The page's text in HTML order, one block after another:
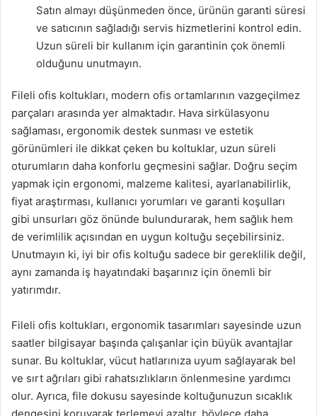
Satın almayı düşünmeden önce, ürünün garanti süresi
ve satıcının sağladığı servis hizmetlerini kontrol edin.
Uzun süreli bir kullanım için garantinin çok önemli
olduğunu unutmayın.
Fileli ofis koltukları, modern ofis ortamlarının vazgeçilmez
parçaları arasında yer almaktadır. Hava sirkülasyonu
sağlaması, ergonomik destek sunması ve estetik
görünümleri ile dikkat çeken bu koltuklar, uzun süreli
oturumların daha konforlu geçmesini sağlar. Doğru seçim
yapmak için ergonomi, malzeme kalitesi, ayarlanabilirlik,
fiyat araştırması, kullanıcı yorumları ve garanti koşulları
gibi unsurları göz önünde bulundurarak, hem sağlık hem
de verimlilik açısından en uygun koltuğu seçebilirsiniz.
Unutmayın ki, iyi bir ofis koltuğu sadece bir gereklilik değil,
aynı zamanda iş hayatındaki başarınız için önemli bir
yatırımdır.
Fileli ofis koltukları, ergonomik tasarımları sayesinde uzun
saatler bilgisayar başında çalışanlar için büyük avantajlar
sunar. Bu koltuklar, vücut hatlarınıza uyum sağlayarak bel
ve sırt ağrıları gibi rahatsızlıkların önlenmesine yardımcı
olur. Ayrıca, file dokusu sayesinde koltuğunuzun sıcaklık